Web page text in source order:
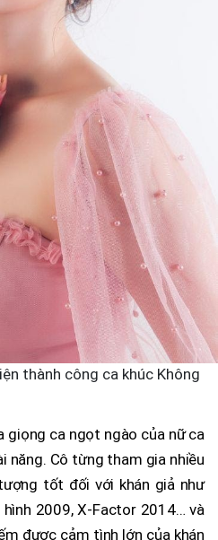
thành công ca khúc Không
giọng ca ngọt ngào của nữ ca
năng. Cô từng tham gia nhiều
tốt đối với khán giả như
2009, X-Factor 2014… và
được cảm tình lớn của khán